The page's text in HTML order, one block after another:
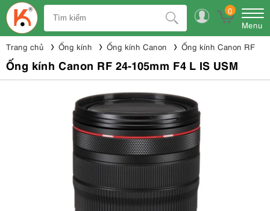
0
Menu
Trang chủ Ống kính Ống kính Canon Ống kính Canon RF
Ống kính Canon RF 24-105mm F4 L IS USM